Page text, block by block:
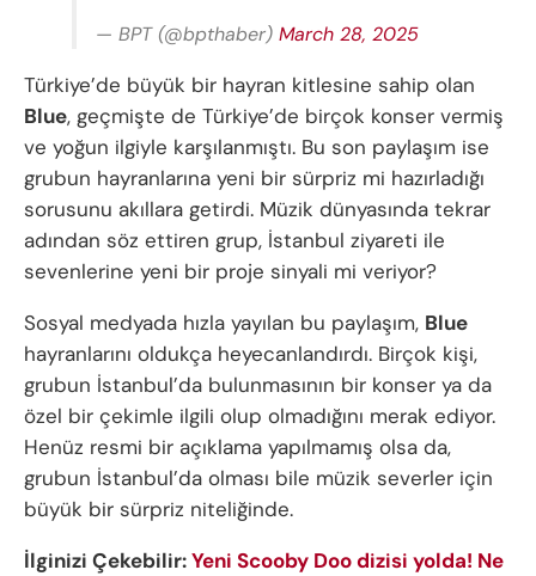
— BPT (@bpthaber) March 28, 2025
Türkiye’de büyük bir hayran kitlesine sahip olan
Blue, geçmişte de Türkiye’de birçok konser vermiş
ve yoğun ilgiyle karşılanmıştı. Bu son paylaşım ise
grubun hayranlarına yeni bir sürpriz mi hazırladığı
sorusunu akıllara getirdi. Müzik dünyasında tekrar
adından söz ettiren grup, İstanbul ziyareti ile
sevenlerine yeni bir proje sinyali mi veriyor?
Sosyal medyada hızla yayılan bu paylaşım, Blue
hayranlarını oldukça heyecanlandırdı. Birçok kişi,
grubun İstanbul’da bulunmasının bir konser ya da
özel bir çekimle ilgili olup olmadığını merak ediyor.
Henüz resmi bir açıklama yapılmamış olsa da,
grubun İstanbul’da olması bile müzik severler için
büyük bir sürpriz niteliğinde.
İlginizi Çekebilir:Yeni Scooby Doo dizisi yolda! Ne